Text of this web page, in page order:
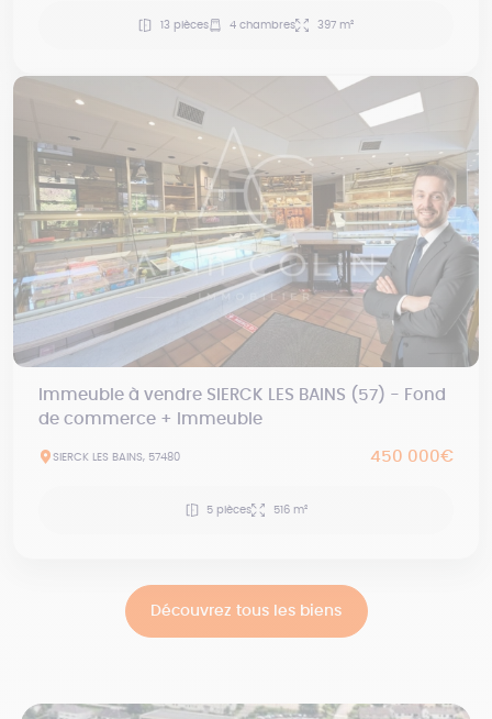
13 pièces 4 chambres 397 m²
Immeuble à vendre SIERCK LES BAINS (57) - Fond
de commerce + Immeuble
SIERCK LES BAINS, 57480 450 000€
5 pièces 516 m²
Découvrez tous les biens